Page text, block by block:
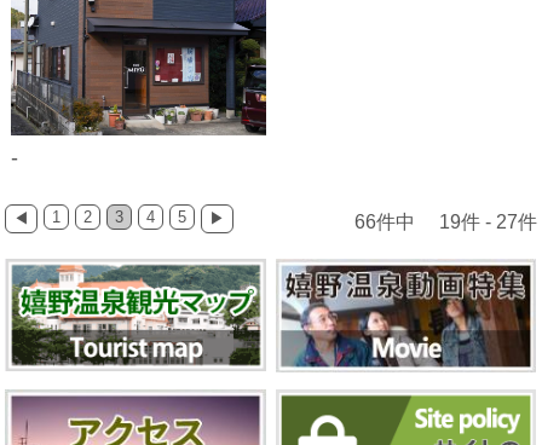
-
◀ 1 2 3 4 5 ▶ 66件中 19件 - 27件